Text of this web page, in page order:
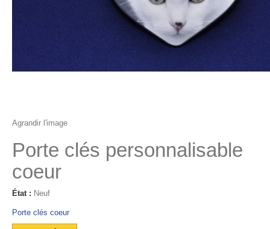
Agrandir l'image
Porte clés personnalisable
coeur
État : Neuf
Porte clés coeur